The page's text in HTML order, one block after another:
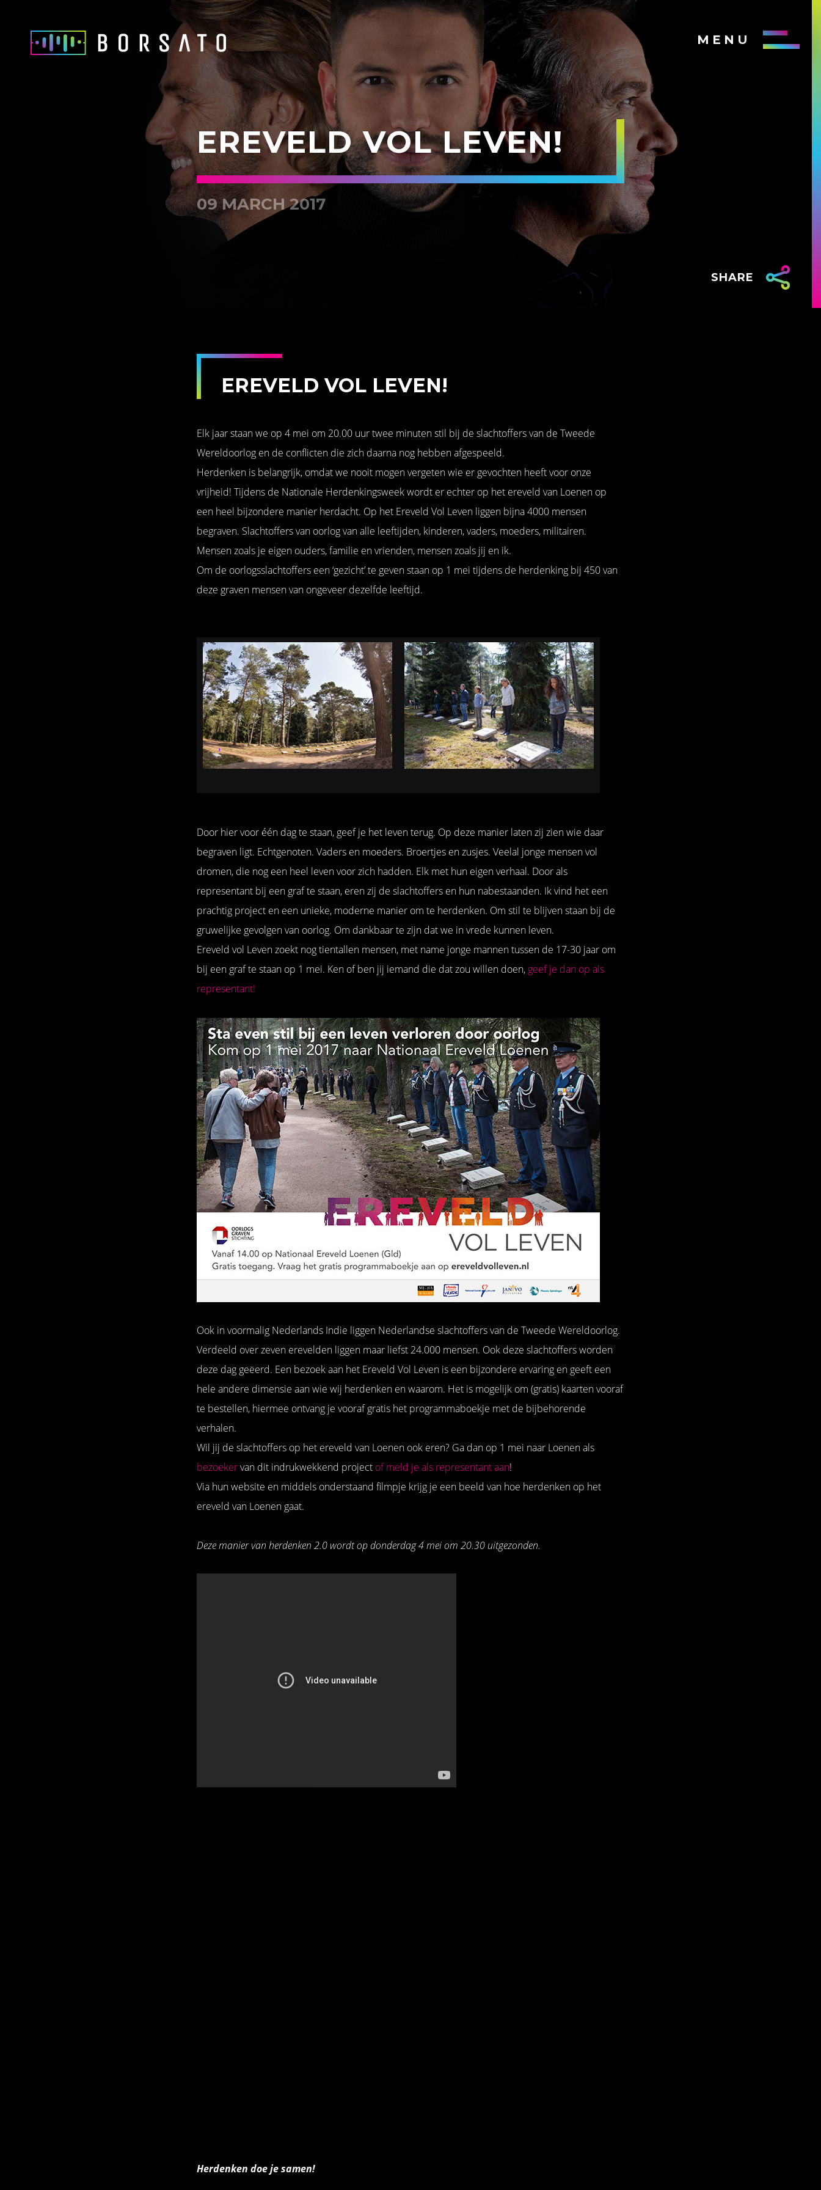
MENU
EREVELD VOL LEVEN!
09 MARCH 2017
SHARE
EREVELD VOL LEVEN!
Elk jaar staan we op 4 mei om 20.00 uur twee minuten stil bij de slachtoffers van de Tweede
Wereldoorlog en de conflicten die zich daarna nog hebben afgespeeld.
Herdenken is belangrijk, omdat we nooit mogen vergeten wie er gevochten heeft voor onze
vrijheid! Tijdens de Nationale Herdenkingsweek wordt er echter op het ereveld van Loenen op
een heel bijzondere manier herdacht. Op het Ereveld Vol Leven liggen bijna 4000 mensen
begraven. Slachtoffers van oorlog van alle leeftijden, kinderen, vaders, moeders, militairen.
Mensen zoals je eigen ouders, familie en vrienden, mensen zoals jij en ik.
Om de oorlogsslachtoffers een ‘gezicht’ te geven staan op 1 mei tijdens de herdenking bij 450 van
deze graven mensen van ongeveer dezelfde leeftijd.
Door hier voor één dag te staan, geef je het leven terug. Op deze manier laten zij zien wie daar
begraven ligt. Echtgenoten. Vaders en moeders. Broertjes en zusjes. Veelal jonge mensen vol
dromen, die nog een heel leven voor zich hadden. Elk met hun eigen verhaal. Door als
representant bij een graf te staan, eren zij de slachtoffers en hun nabestaanden. Ik vind het een
prachtig project en een unieke, moderne manier om te herdenken. Om stil te blijven staan bij de
gruwelijke gevolgen van oorlog. Om dankbaar te zijn dat we in vrede kunnen leven.
Ereveld vol Leven zoekt nog tientallen mensen, met name jonge mannen tussen de 17-30 jaar om
bij een graf te staan op 1 mei. Ken of ben jij iemand die dat zou willen doen, geef je dan op als
representant!
Ook in voormalig Nederlands Indie liggen Nederlandse slachtoffers van de Tweede Wereldoorlog.
Verdeeld over zeven erevelden liggen maar liefst 24.000 mensen. Ook deze slachtoffers worden
deze dag geëerd. Een bezoek aan het Ereveld Vol Leven is een bijzondere ervaring en geeft een
hele andere dimensie aan wie wij herdenken en waarom. Het is mogelijk om (gratis) kaarten vooraf
te bestellen, hiermee ontvang je vooraf gratis het programmaboekje met de bijbehorende
verhalen.
Wil jij de slachtoffers op het ereveld van Loenen ook eren? Ga dan op 1 mei naar Loenen als
bezoekervan dit indrukwekkend project of meld je als representant aan!
Via hun website en middels onderstaand filmpje krijg je een beeld van hoe herdenken op het
ereveld van Loenen gaat.
Deze manier van herdenken 2.0 wordt op donderdag 4 mei om 20.30 uitgezonden.
Herdenken doe je samen!